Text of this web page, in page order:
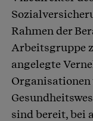
Rahmen der
Arbeitsgruppe
angelegte
sind bereit, bei